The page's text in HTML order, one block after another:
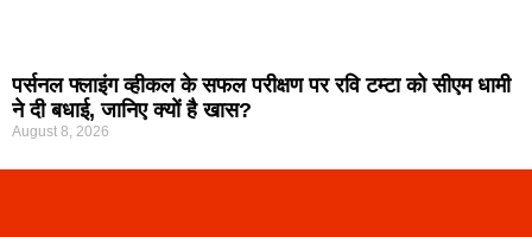
पर्सनल फ्लाइंग व्हीकल के सफल परीक्षण पर रवि टम्टा को सीएम धामी
ने दी बधाई, जानिए क्यों है खास?
August 8, 2026